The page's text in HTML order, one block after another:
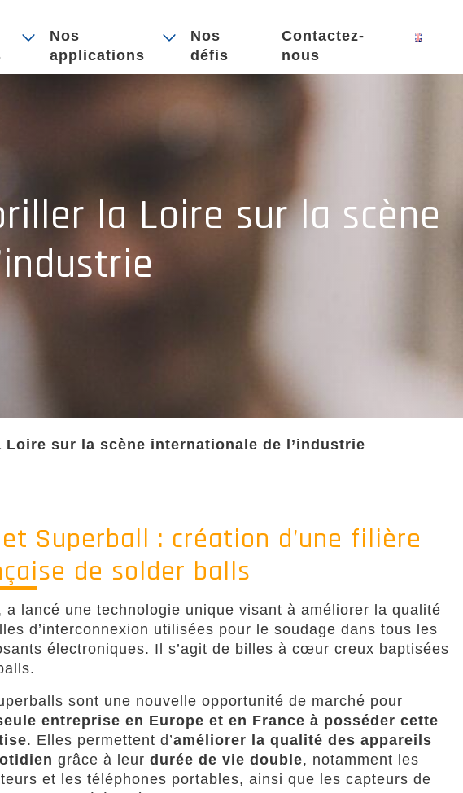
Nos
applications
Nos
défis
Contactez-
nous
la Loire sur la scène
sur la scène internationale de l’industrie
Superball : création d’une filière
de solder balls
a lancé une technologie unique visant à améliorer la qualité
d’interconnexion utilisées pour le soudage dans tous les
électroniques. Il s’agit de billes à cœur creux baptisées
sont une nouvelle opportunité de marché pour
entreprise en Europe et en France à posséder cette
. Elles permettent d’améliorer la qualité des appareils
grâce à leur durée de vie double, notamment les
et les téléphones portables, ainsi que les capteurs de